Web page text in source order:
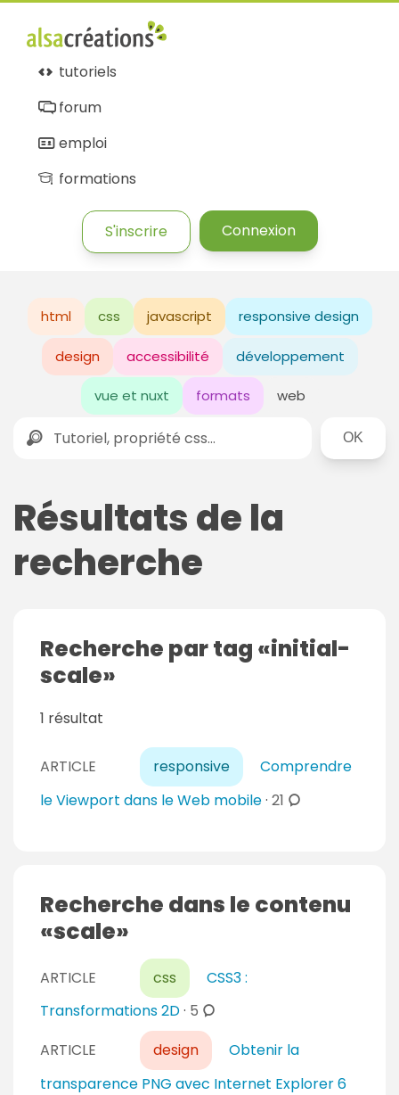
tutoriels
forum
emploi
formations
S'inscrire Connexion
html css javascript responsive design
design accessibilité développement
vue et nuxt formats web
Rechercher
Résultats de la
recherche
Recherche par tag
initial-
scale
1 résultat
ARTICLE responsive
Comprendre
le Viewport dans le Web mobile· 21 c
n
s
Recherche dans le contenu
scale
ARTICLE css
CSS3 :
Transformations 2D· 5 c
o
m
m
ARTICLE design
Obtenir la
transparence PNG avec Internet Explorer 6